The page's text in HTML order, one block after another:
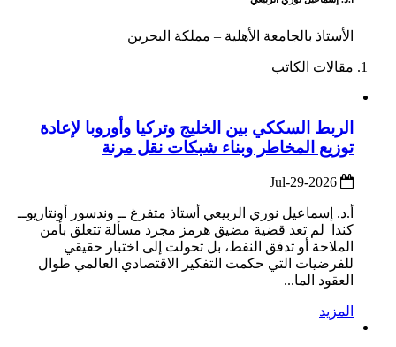
الأستاذ بالجامعة الأهلية – مملكة البحرين
مقالات الكاتب
الربط السككي بين الخليج وتركيا وأوروبا لإعادة
توزيع المخاطر وبناء شبكات نقل مرنة
أ.د. إسماعيل نوري الربيعي أستاذ متفرغ ــ وندسور أونتاريوــ
كندا لم تعد قضية مضيق هرمز مجرد مسألة تتعلق بأمن
الملاحة أو تدفق النفط، بل تحولت إلى اختبار حقيقي
للفرضيات التي حكمت التفكير الاقتصادي العالمي طوال
العقود الما...
المزيد